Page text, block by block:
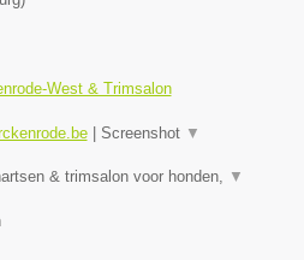
West & Trimsalon
| Screenshot ▼
& trimsalon voor honden, ▼